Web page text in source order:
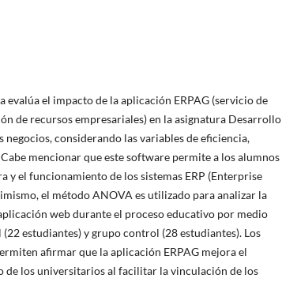
evalúa el impacto de la aplicación ERPAG (servicio de
de recursos empresariales) en la asignatura Desarrollo
negocios, considerando las variables de eficiencia,
mencionar que este software permite a los alumnos
y el funcionamiento de los sistemas ERP (Enterprise
el método ANOVA es utilizado para analizar la
web durante el proceso educativo por medio
estudiantes) y grupo control (28 estudiantes). Los
afirmar que la aplicación ERPAG mejora el
de los universitarios al facilitar la vinculación de los